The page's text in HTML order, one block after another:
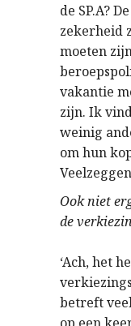
de SP.A?
zekerheid
moeten
vakantie
zijn. Ik
weinig
om hun
Ook niet
de
‘Ach, het
betreft